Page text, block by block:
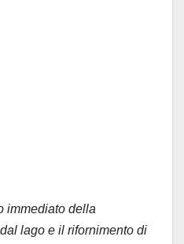
immediato della
lago e il rifornimento di